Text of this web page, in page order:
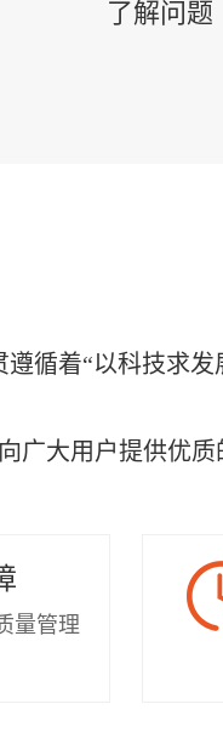
了解问题
遵循着“以科技求
向广大用户提供优
量管理